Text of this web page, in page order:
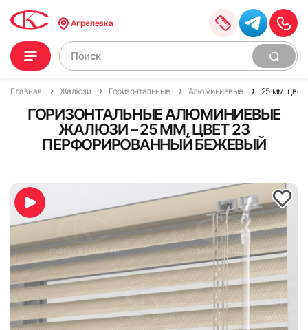
Апрелевка
Главная Жалюзи Горизонтальные Алюминиевые 25 мм,
ГОРИЗОНТАЛЬНЫЕ АЛЮМИНИЕВЫЕ
ЖАЛЮЗИ – 25 ММ, ЦВЕТ 23
ПЕРФОРИРОВАННЫЙ БЕЖЕВЫЙ